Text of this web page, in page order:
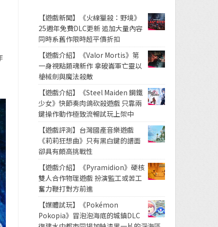
【遊戲新聞】《火線獵殺：野境》
25週年免費DLC更新 追加大量內容
同時系舊作限時超平價折扣
【遊戲介紹】《Valor Mortis》第
一身視點類魂新作 拿破崙軍亡靈以
槍械劍與魔法殺敵
【遊戲介紹】《Steel Maiden 鋼鐵
少女》快節奏肉鴿砍殺遊戲 只靠兩
鍵操作動作極致流暢試玩上架中
【遊戲評測】台灣國產音樂遊戲
《莉莉狂想曲》只有黑白鍵的譜面
卻具有頗高挑戰性
【遊戲介紹】《Pyramidion》硬核
雙人合作物理遊戲 扮演監工或苦工
奮力鞭打對方前進
【媒體試玩】《Pokémon
Pokopia》冒泡泡海底的城鎮DLC